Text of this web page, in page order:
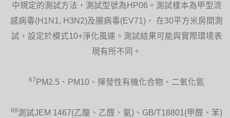
中規定的測試方法，測試型號為HP06。測試樣本為甲型流
感病毒(H1N1, H3N2)及腸病毒(EV71)， 在30平方米房間測
試，設定於模式10+淨化風速。測試結果可能與實際環境表
現有所不同。
67 PM2.5、PM10、揮發性有機化合物、二氧化氮
68測試JEM 1467(乙酸、乙醛、氨)、GB/T18801(甲醛、苯)